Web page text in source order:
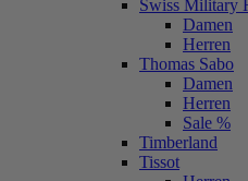
Swiss Military
Damen
Herren
Thomas Sabo
Damen
Herren
Sale %
Timberland
Tissot